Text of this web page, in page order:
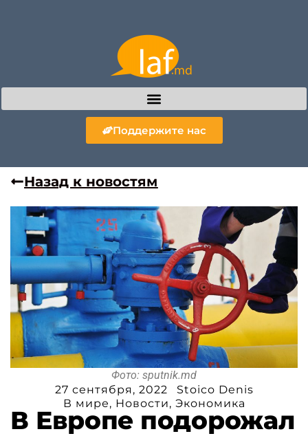
Поддержите нас
Назад к новостям
Фото: sputnik.md
27 сентября, 2022
Stoico Denis
В мире, Новости, Экономика
В Европе подорожал